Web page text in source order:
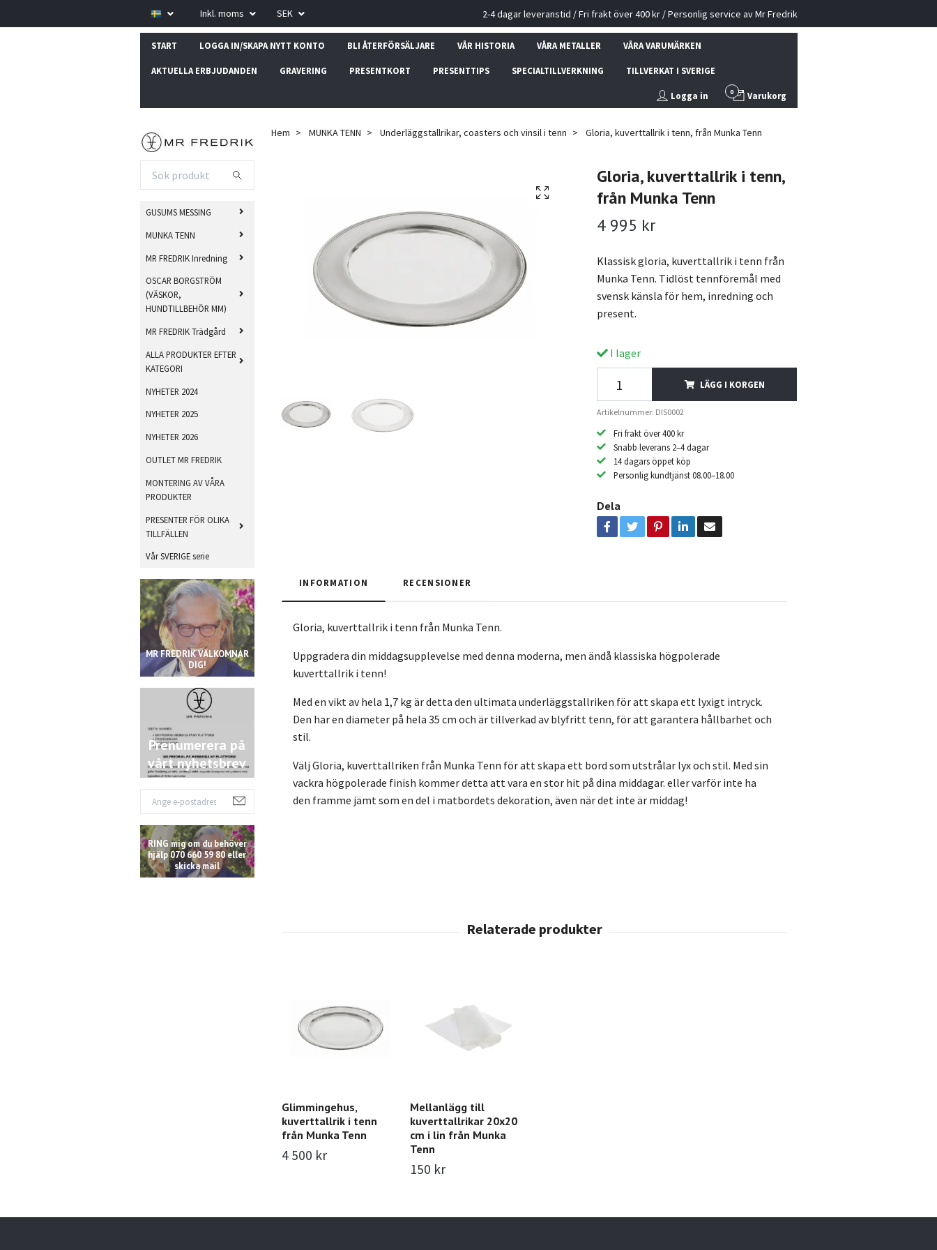
Inkl. moms SEK 2-4 dagar leveranstid / Fri frakt över 400 kr / Personlig service av Mr Fredrik
START LOGGA IN/SKAPA NYTT KONTO BLI ÅTERFÖRSÄLJARE VÅR HISTORIA VÅRA METALLER VÅRA VARUMÄRKEN
AKTUELLA ERBJUDANDEN GRAVERING PRESENTKORT PRESENTTIPS SPECIALTILLVERKNING TILLVERKAT I SVERIGE
Logga in 0 Varukorg
GUSUMS MESSING
MUNKA TENN
MR FREDRIK Inredning
OSCAR BORGSTRÖM
(VÄSKOR,
HUNDTILLBEHÖR MM)
MR FREDRIK Trädgård
ALLA PRODUKTER EFTER
KATEGORI
NYHETER 2024
NYHETER 2025
NYHETER 2026
OUTLET MR FREDRIK
MONTERING AV VÅRA
PRODUKTER
PRESENTER FÖR OLIKA
TILLFÄLLEN
Vår SVERIGE serie
MR FREDRIK VÄLKOMNAR
DIG!
Prenumerera på
vårt nyhetsbrev
RING mig om du behöver
hjälp 070 660 59 80 eller
skicka mail
Hem MUNKA TENN Underläggstallrikar, coasters och vinsil i tenn Gloria, kuverttallrik i tenn, från Munka Tenn
Gloria, kuverttallrik i tenn,
från Munka Tenn
4 995 kr
Klassisk gloria, kuverttallrik i tenn från
Munka Tenn. Tidlöst tennföremål med
svensk känsla för hem, inredning och
present.
I lager
LÄGG I KORGEN
Artikelnummer: DIS0002
Fri frakt över 400 kr
Snabb leverans 2–4 dagar
14 dagars öppet köp
Personlig kundtjänst 08.00–18.00
Dela
INFORMATION RECENSIONER
Gloria, kuverttallrik i tenn från Munka Tenn.
Uppgradera din middagsupplevelse med denna moderna, men ändå klassiska högpolerade
kuverttallrik i tenn!
Med en vikt av hela 1,7 kg är detta den ultimata underläggstallriken för att skapa ett lyxigt intryck.
Den har en diameter på hela 35 cm och är tillverkad av blyfritt tenn, för att garantera hållbarhet och
stil.
Välj Gloria, kuverttallriken från Munka Tenn för att skapa ett bord som utstrålar lyx och stil. Med sin
vackra högpolerade finish kommer detta att vara en stor hit på dina middagar. eller varför inte ha
den framme jämt som en del i matbordets dekoration, även när det inte är middag!
Glimmingehus,
kuverttallrik i tenn
från Munka Tenn
4 500 kr
Mellanlägg till
kuverttallrikar 20x20
cm i lin från Munka
Tenn
150 kr